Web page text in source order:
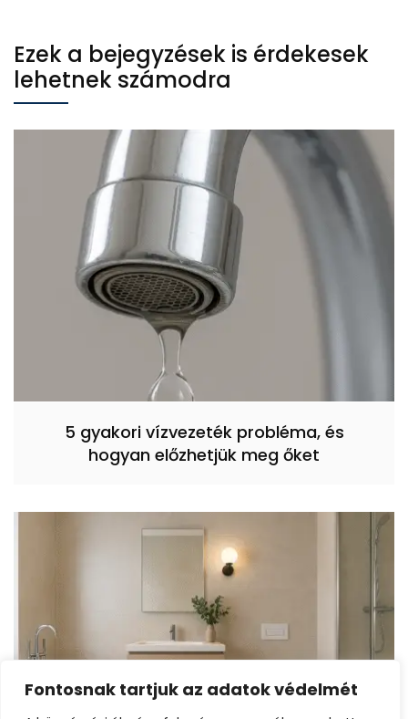
Fontosnak tartjuk az adatok védelmét
Ezek a bejegyzések is érdekesek
lehetnek számodra
5 gyakori vízvezeték probléma, és
hogyan előzhetjük meg őket